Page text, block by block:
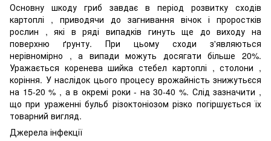
Основну шкоду гриб завдає в період розвитку сходів
картоплі , приводячи до загнивання вічок і проростків
рослин , які в ряді випадків гинуть ще до виходу на
поверхню ґрунту. При цьому сходи з'являються
нерівномірно , а випади можуть досягати більше 20%.
Уражається коренева шийка стебел картоплі , столони ,
коріння. У наслідок цього процесу врожайність знижутьєся
на 15-20 % , а в окремі роки - на 30-40 %. Слід зазначити ,
що при ураженні бульб різоктоніозом різко погіршується їх
товарний вигляд.
Джерела інфекції